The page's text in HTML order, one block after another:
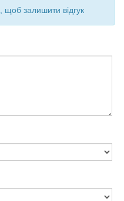
, щоб залишити відгук